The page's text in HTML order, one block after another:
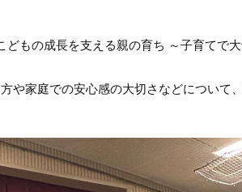
もの成長を支える親の育ち ～子育てで
や家庭での安心感の大切さなどについて